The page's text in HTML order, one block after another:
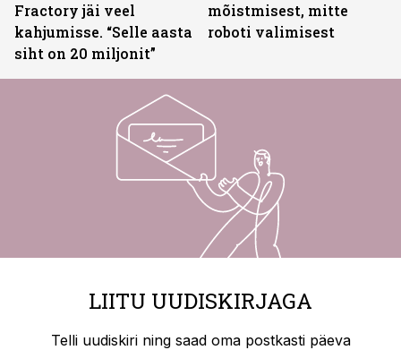
Fractory jäi veel
kahjumisse. “Selle aasta
siht on 20 miljonit”
mõistmisest, mitte
roboti valimisest
LIITU UUDISKIRJAGA
Telli uudiskiri ning saad oma postkasti päeva